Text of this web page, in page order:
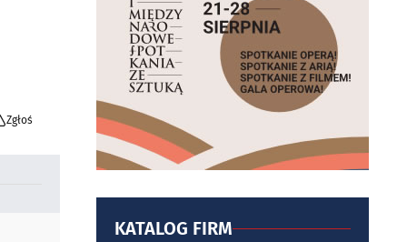
Zgłoś
KATALOG FIRM